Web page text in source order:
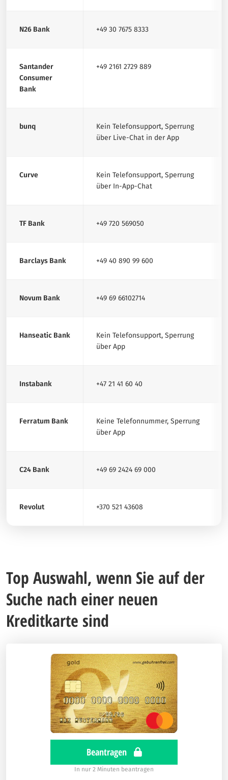
N26 Bank +49 30 7675 8333
Santander
Consumer
Bank
+49 2161 2729 889
bunq
Kein Telefonsupport, Sperrung
über Live-Chat in der App
Curve
Kein Telefonsupport, Sperrung
über In-App-Chat
TF Bank +49 720 569050
Barclays Bank +49 40 890 99 600
Novum Bank +49 69 66102714
Hanseatic Bank
Kein Telefonsupport, Sperrung
über App
Instabank +47 21 41 60 40
Ferratum Bank
Keine Telefonnummer, Sperrung
über App
C24 Bank +49 69 2424 69 000
Revolut +370 521 43608
Top Auswahl, wenn Sie auf der
Suche nach einer neuen
Kreditkarte sind
Beantragen
In nur 2 Minuten beantragen